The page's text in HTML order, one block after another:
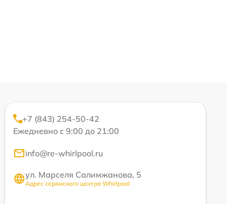
+7 (843) 254-50-42
Ежедневно с 9:00 до 21:00
info@re-whirlpool.ru
ул. Марселя Салимжанова, 5
Адрес сервисного центра Whirlpool